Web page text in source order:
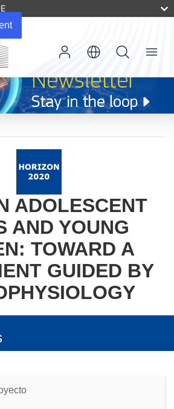
Menu
ADOLESCENT
AND YOUNG
TOWARD A
GUIDED BY